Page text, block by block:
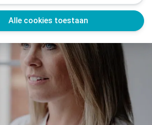
Alle cookies toestaan